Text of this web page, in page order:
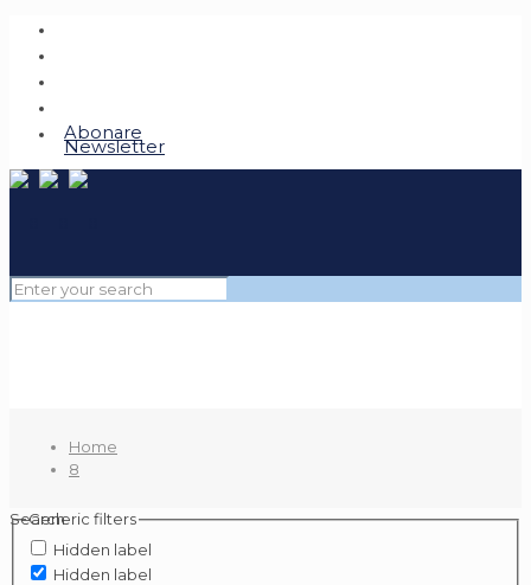
Abonare
Newsletter
Home
8
Search
Generic filters
Hidden label
Hidden label